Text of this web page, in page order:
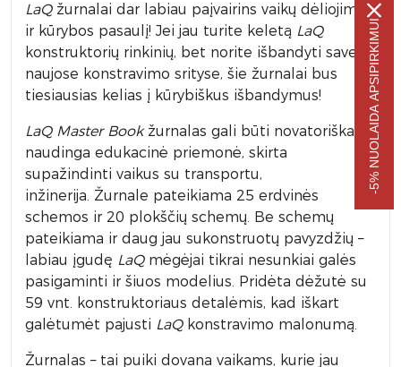
LaQžurnalai dar labiau paįvairins vaikų dėliojimo
ir kūrybos pasaulį! Jei jau turite keletą LaQ
konstruktorių rinkinių, bet norite išbandyti save
naujose konstravimo srityse, šie žurnalai bus
tiesiausias kelias į kūrybiškus išbandymus!
LaQ Master Bookžurnalas gali būti novatoriška ir
naudinga edukacinė priemonė, skirta
supažindinti vaikus su transportu,
inžinerija. Žurnale pateikiama 25 erdvinės
schemos ir 20 plokščių schemų. Be schemų
pateikiama ir daug jau sukonstruotų pavyzdžių –
labiau įgudę LaQmėgėjai tikrai nesunkiai galės
pasigaminti ir šiuos modelius. Pridėta dėžutė su
59 vnt. konstruktoriaus detalėmis, kad iškart
galėtumėt pajusti LaQkonstravimo malonumą.
Žurnalas – tai puiki dovana vaikams, kurie jau
-5% NUOLAIDA APSIPIRKIMUI